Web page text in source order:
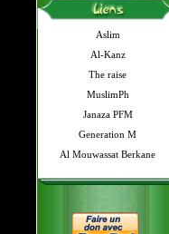
Aslim
Al-Kanz
The raise
MuslimPh
Janaza PFM
Generation M
Al Mouwassat Berkane